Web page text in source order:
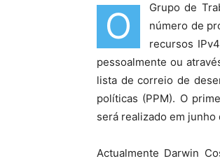
O
Grupo de
número de
recursos
pessoalmente ou
lista de correio de
políticas (PPM). O
será realizado em junho
Actualmente Darwin